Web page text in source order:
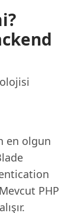
en olgun
PHP